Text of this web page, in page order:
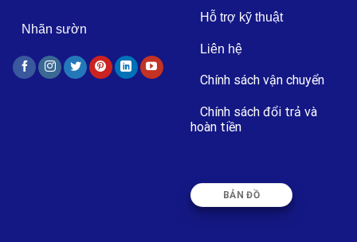
Nhãn sườn
Hỗ trợ kỹ thuật
Liên hệ
Chính sách vận chuyển
Chính sách đổi trả và
hoàn tiền
BẢN ĐỒ